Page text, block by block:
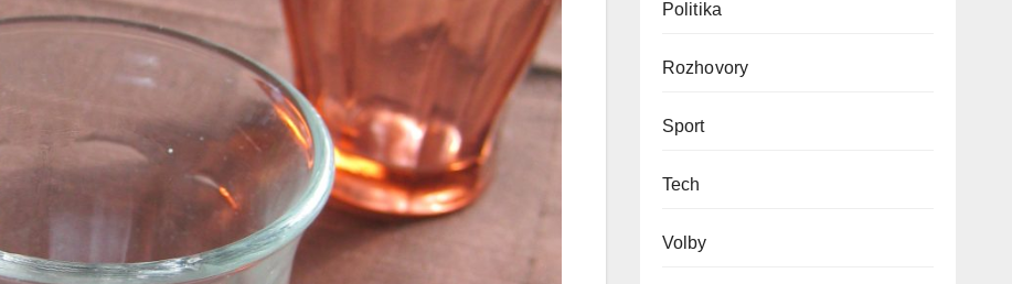
Politika
Rozhovory
Sport
Tech
Volby